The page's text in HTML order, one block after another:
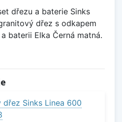
dřezu a baterie Sinks
dřez s odkapem
baterii Elka Černá matná.
dřez Sinks Linea 600